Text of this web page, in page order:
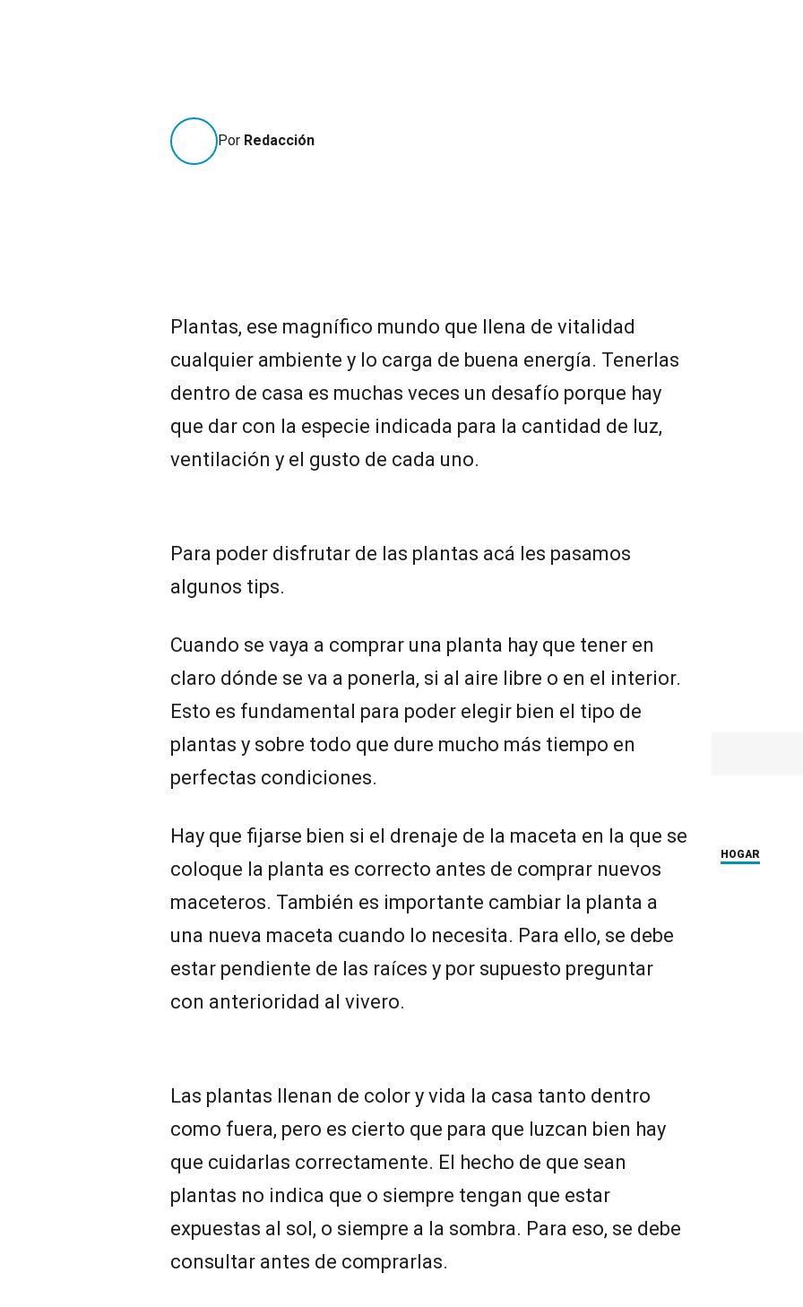
Por Redacción
Plantas, ese magnífico mundo que llena de vitalidad
cualquier ambiente y lo carga de buena energía. Tenerlas
dentro de casa es muchas veces un desafío porque hay
que dar con la especie indicada para la cantidad de luz,
ventilación y el gusto de cada uno.
Para poder disfrutar de las plantas acá les pasamos
algunos tips.
Cuando se vaya a comprar una planta hay que tener en
claro dónde se va a ponerla, si al aire libre o en el interior.
Esto es fundamental para poder elegir bien el tipo de
plantas y sobre todo que dure mucho más tiempo en
perfectas condiciones.
Hay que fijarse bien si el drenaje de la maceta en la que se
coloque la planta es correcto antes de comprar nuevos
maceteros. También es importante cambiar la planta a
una nueva maceta cuando lo necesita. Para ello, se debe
estar pendiente de las raíces y por supuesto preguntar
con anterioridad al vivero.
Las plantas llenan de color y vida la casa tanto dentro
como fuera, pero es cierto que para que luzcan bien hay
que cuidarlas correctamente. El hecho de que sean
plantas no indica que o siempre tengan que estar
expuestas al sol, o siempre a la sombra. Para eso, se debe
consultar antes de comprarlas.
HOGAR